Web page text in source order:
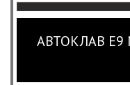
АВТОКЛАВ E9